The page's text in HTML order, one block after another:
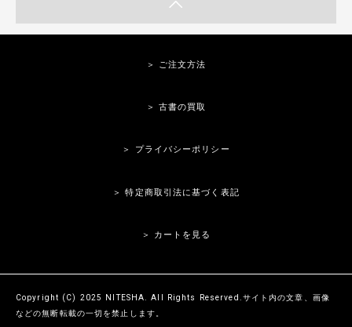
＞ ご注文方法
＞ 古書の買取
＞ プライバシーポリシー
＞ 特定商取引法に基づく表記
＞ カートを見る
Copyright (C) 2025 NITESHA. All Rights Reserved.サイト内の文章、画像
などの無断転載の一切を禁止します。